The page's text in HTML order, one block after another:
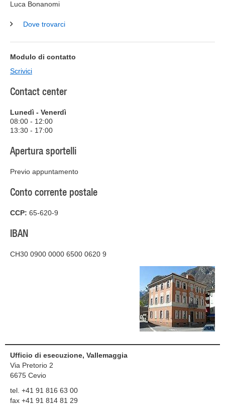
Luca Bonanomi
Dove trovarci
Modulo di contatto
Scrivici
Contact center
Lunedì - Venerdì
08:00 - 12:00
13:30 - 17:00
Apertura sportelli
Previo appuntamento
Conto corrente postale
CCP: 65-620-9
IBAN
CH30 0900 0000 6500 0620 9
Ufficio di esecuzione, Vallemaggia
Via Pretorio 2
6675 Cevio
tel. +41 91 816 63 00
fax +41 91 814 81 29